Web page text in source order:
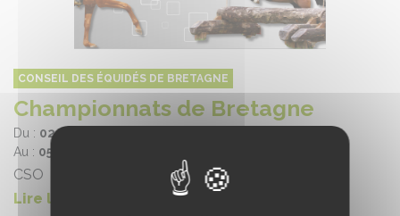
CONSEIL DES ÉQUIDÉS DE BRETAGNE
Championnats de Bretagne
Du : 02/07/2026
Au : 05/07/2026
CSO
Lire la suite